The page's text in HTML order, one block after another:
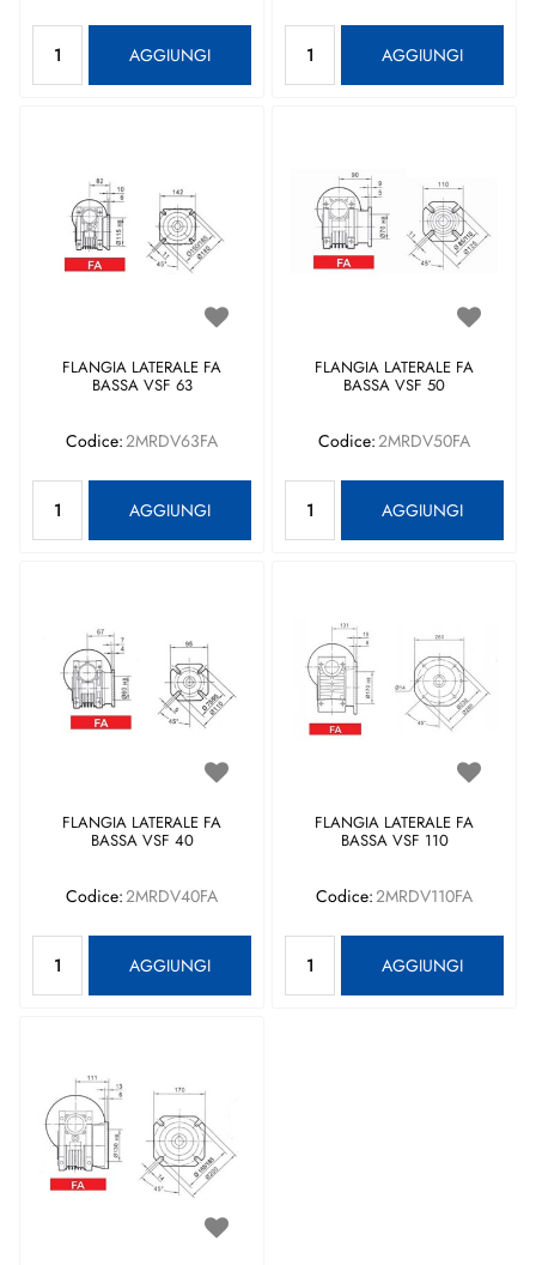
AGGIUNGI AGGIUNGI
FLANGIA LATERALE FA
BASSA VSF 63
Codice:2MRDV63FA
AGGIUNGI
FLANGIA LATERALE FA
BASSA VSF 50
Codice:2MRDV50FA
AGGIUNGI
FLANGIA LATERALE FA
BASSA VSF 40
Codice:2MRDV40FA
AGGIUNGI
FLANGIA LATERALE FA
BASSA VSF 110
Codice:2MRDV110FA
AGGIUNGI